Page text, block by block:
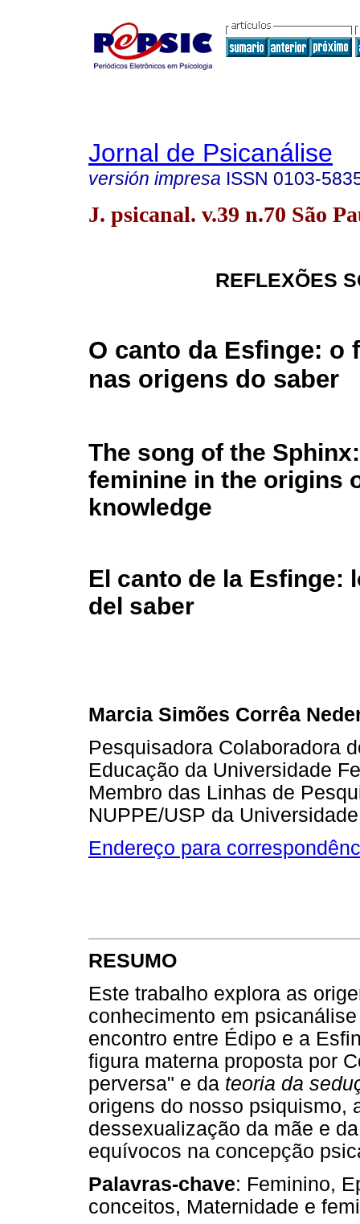
Jornal de Psicanálise
versión impresa ISSN 0103-
J. psicanal. v.39 n.70 São
REFLEXÕES
O canto da Esfinge: o
nas origens do saber
The song of the
feminine in the origins
knowledge
El canto de la Esfinge:
del saber
Marcia Simões Corrêa
Pesquisadora Colaboradora
Educação da Universidade
Membro das Linhas de
NUPPE/USP da
Endereço para
RESUMO
Este trabalho explora as
conhecimento em
encontro entre Édipo e a
figura materna proposta por
perversa" e da teoria da
origens do nosso psiquismo,
dessexualização da mãe e
equívocos na concepção
Palavras-chave: Feminino,
conceitos, Maternidade e